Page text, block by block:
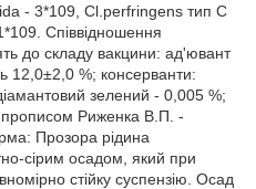
- 3*109, Cl.perfringens тип C
Співвідношення
до складу вакцини: ад'ювант
12,0±2,0 %; консерванти:
зелений - 0,005 %;
прописом Риженка В.П. -
Прозора рідина
сірим осадом, який при
стійку суспензію. Осад